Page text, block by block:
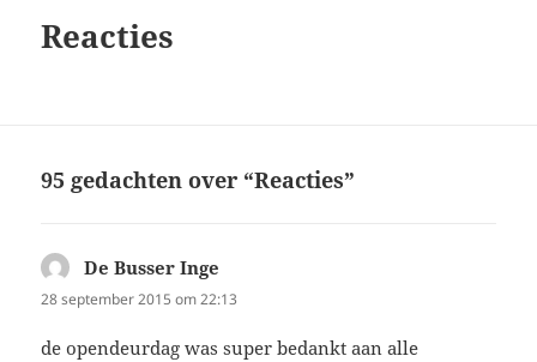
Reacties
95 gedachten over “Reacties”
De Busser Inge
28 september 2015 om 22:13
de opendeurdag was super bedankt aan alle